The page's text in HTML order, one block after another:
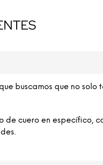
buscamos que no solo
cuero en específico,